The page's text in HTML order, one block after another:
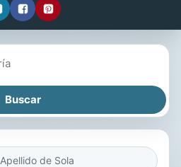
Apellido de Sola